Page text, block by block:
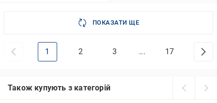
ПОКАЗАТИ ЩЕ
1 2 3 ... 17
Також купують з категорій